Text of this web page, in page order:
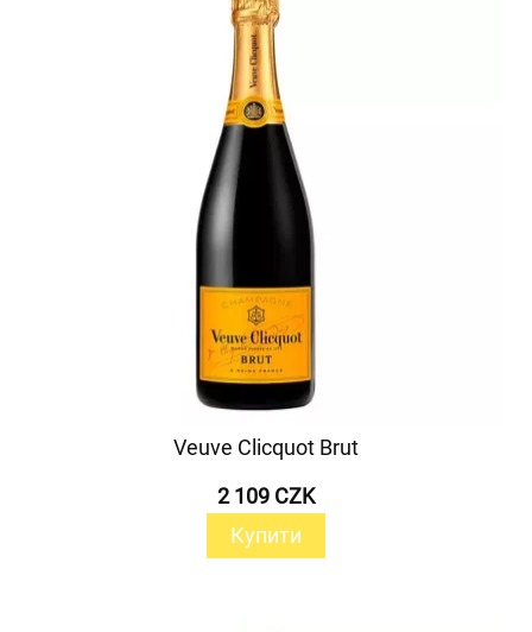
Veuve Clicquot Brut
2 109 CZK
Купити